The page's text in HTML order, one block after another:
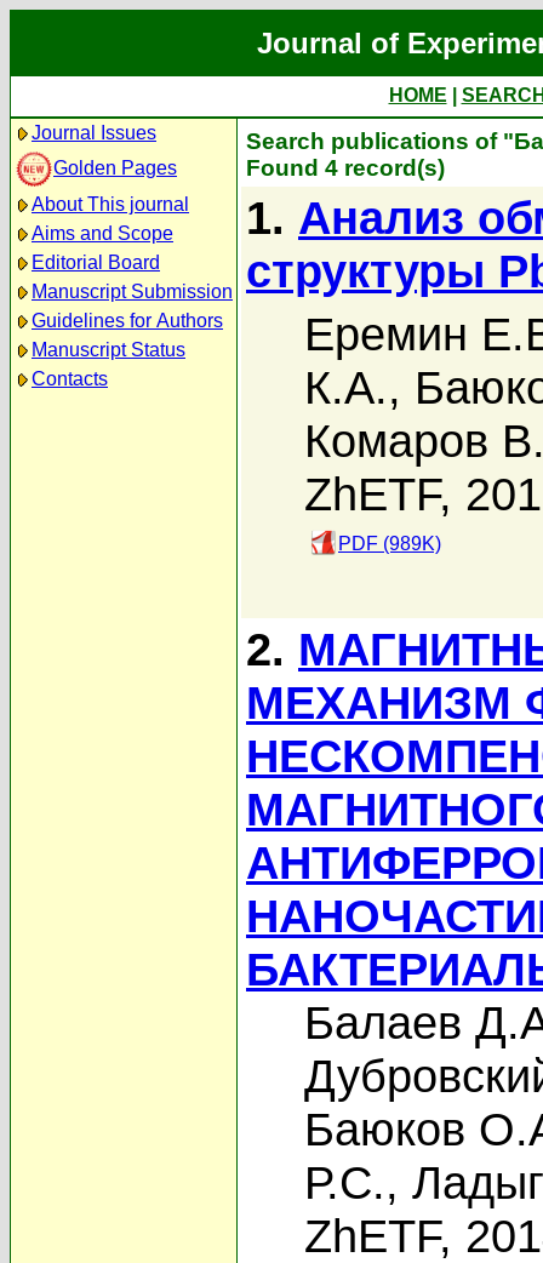
Journal of
HOME
Journal Issues
Golden Pages
About This journal
Aims and Scope
Editorial Board
Manuscript Submission
Guidelines for Authors
Manuscript Status
Contacts
Search publications of
Found 4 record(s)
1. Анализ
структуры
Еремин
К.А.,
Комаров
ZhETF,
PDF (989K)
2.
МЕХАНИЗМ
Балаев
Баюков
Р.С.,
ZhETF,